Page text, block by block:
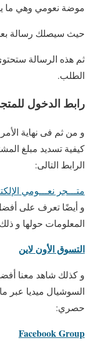
موضة نعومي وهي ما
حيث سيصلك رسالة بعد
ثم هذه الرسالة
الطلب.
رابط الدخول
و من ثم فى نهاية
كيفية تسديد مبلغ
الرابط التالى:
متـــجر نعـــومي
و أيضًا تعرف على
المعلومات حولها و
التسوق الأون لاين
و كذلك شاهد معنا
السوشيال ميديا عبر
حصري:
Facebook Group